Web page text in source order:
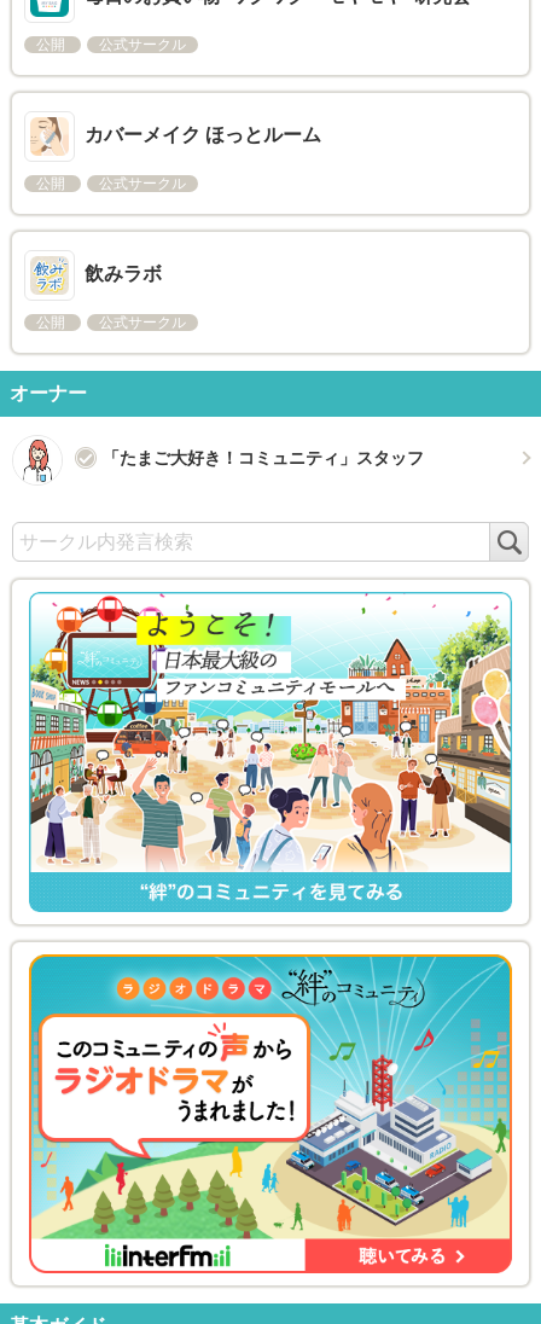
公開 公式サークル
カバーメイク ほっとルーム
公開 公式サークル
飲みラボ
公開 公式サークル
オーナー
「たまご大好き！コミュニティ」スタッフ